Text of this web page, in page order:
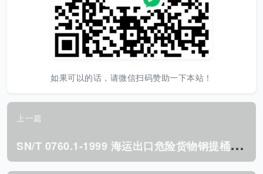
如果可以的话，请微信扫码赞助一下本站！
上一篇
S
N/T 0760.1-1999 海运出口危险货物钢提桶包装 使用鉴定规程.pdf